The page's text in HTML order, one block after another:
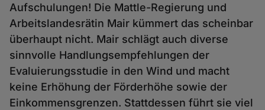
Aufschulungen! Die Mattle-Regierung und
Arbeitslandesrätin Mair kümmert das scheinbar
überhaupt nicht. Mair schlägt auch diverse
sinnvolle Handlungsempfehlungen der
Evaluierungsstudie in den Wind und macht
keine Erhöhung der Förderhöhe sowie der
Einkommensgrenzen. Stattdessen führt sie viel